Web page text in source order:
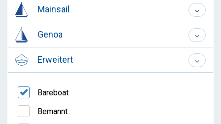
Mainsail
Genoa
Erweitert
Bareboat
Bemannt